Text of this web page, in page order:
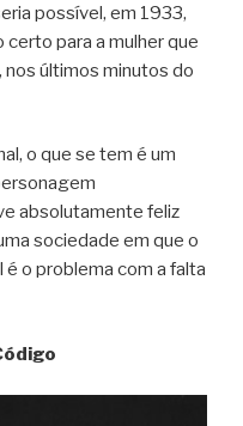
possível, em 1933,
para a mulher que
nos últimos minutos do
o que se tem é um
absolutamente feliz
sociedade em que o
é o problema com a falta